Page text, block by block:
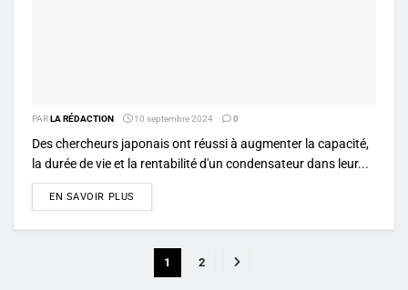
PARLA RÉDACTION 10 septembre 2024 0
Des chercheurs japonais ont réussi à augmenter la capacité,
la durée de vie et la rentabilité d'un condensateur dans leur...
EN SAVOIR PLUS
1 2